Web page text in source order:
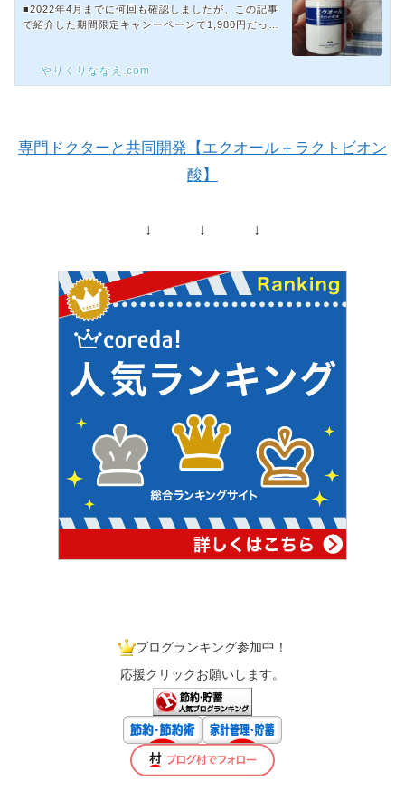
ヘバーデン結節に効果
■2022年4月までに何回も確認しましたが、この記事
で紹介した期間限定キャンーペーンで1,980円だった
で計算してみるとお値段的にも少しでもお安く、より
ぎゅっと成分が凝縮されたキレイ・デ・エクオールが
るアドバンスト・メディカル・ケア のエクオールサ
やりくりななえ.com
専門ドクターと共同開発【エクオール＋ラクトビオン
酸】
↓ ↓ ↓
ブログランキング参加中！
応援クリックお願いします。